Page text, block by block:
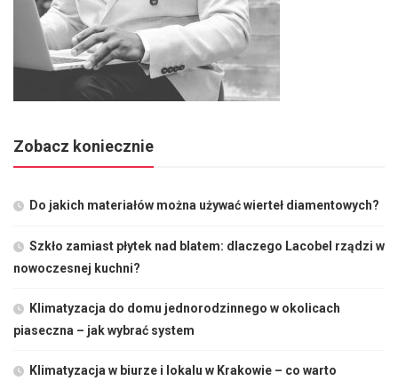
Zobacz koniecznie
Do jakich materiałów można używać wierteł diamentowych?
Szkło zamiast płytek nad blatem: dlaczego Lacobel rządzi w
nowoczesnej kuchni?
Klimatyzacja do domu jednorodzinnego w okolicach
piaseczna – jak wybrać system
Klimatyzacja w biurze i lokalu w Krakowie – co warto